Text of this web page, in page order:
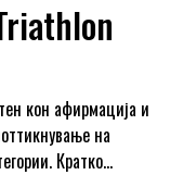
кон афирмација и
на
Кратко...